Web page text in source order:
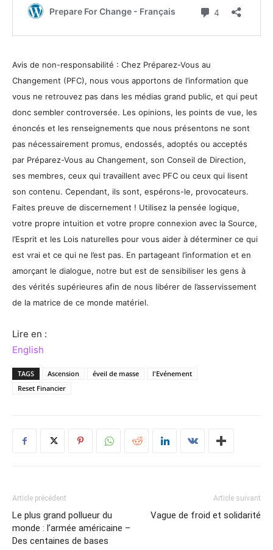
Avis de non-responsabilité : Chez Préparez-Vous au
Changement (PFC), nous vous apportons de l’information que
vous ne retrouvez pas dans les médias grand public, et qui peut
donc sembler controversée. Les opinions, les points de vue, les
énoncés et les renseignements que nous présentons ne sont
pas nécessairement promus, endossés, adoptés ou acceptés
par Préparez-Vous au Changement, son Conseil de Direction,
ses membres, ceux qui travaillent avec PFC ou ceux qui lisent
son contenu. Cependant, ils sont, espérons-le, provocateurs.
Faites preuve de discernement ! Utilisez la pensée logique,
votre propre intuition et votre propre connexion avec la Source,
l’Esprit et les Lois naturelles pour vous aider à déterminer ce qui
est vrai et ce qui ne l’est pas. En partageant l’information et en
amorçant le dialogue, notre but est de sensibiliser les gens à
des vérités supérieures afin de nous libérer de l’asservissement
de la matrice de ce monde matériel.
Lire en :
English
TAGS Ascension éveil de masse
l'Evénement
Reset Financier
Article précédent
Le plus grand pollueur du
monde : l’armée américaine –
Des centaines de bases
Article suivant
Vague de froid et solidarité